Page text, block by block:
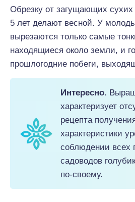
Обрезку от загущающих сухих
5 лет делают весной. У
вырезаются только самые
находящиеся около земли, и
прошлогодние побеги,
Интересно.
характеризует
рецепта
характеристики
соблюдении всех
садоводов
по-своему.